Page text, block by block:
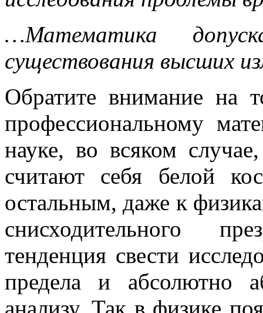
…Математика
существования высших
Обратите внимание на
профессиональному
науке, во всяком
считают себя белой
остальным, даже к
снисходительного
тенденция свести
предела и абсолютно